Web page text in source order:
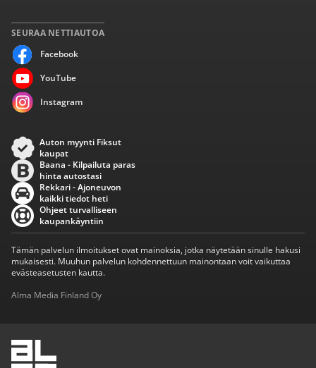
SEURAA NETTIAUTOA
Facebook
YouTube
Instagram
Auton myynti Fiksut
kaupat
Baana - Kilpailuta paras
hinta autostasi
Rekkari - Ajoneuvon
kaikki tiedot heti
Ohjeet turvalliseen
kaupankäyntiin
Tämän palvelun ilmoitukset ovat mainoksia, jotka näytetään sinulle hakusi
mukaisesti. Muuhun palvelun kohdennettuun mainontaan voit vaikuttaa
evästeasetusten kautta.
Alma Media Finland Oy